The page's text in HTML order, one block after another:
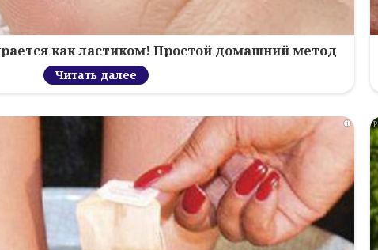
как ластиком! Простой домашний метод
Читать далее
i